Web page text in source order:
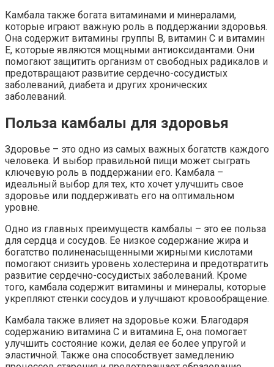
Камбала также богата витаминами и минералами,
которые играют важную роль в поддержании здоровья.
Она содержит витамины группы В, витамин С и витамин
Е, которые являются мощными антиоксидантами. Они
помогают защитить организм от свободных радикалов и
предотвращают развитие сердечно-сосудистых
заболеваний, диабета и других хронических
заболеваний.
Польза камбалы для здоровья
Здоровье – это одно из самых важных богатств каждого
человека. И выбор правильной пищи может сыграть
ключевую роль в поддержании его. Камбала –
идеальный выбор для тех, кто хочет улучшить свое
здоровье или поддерживать его на оптимальном
уровне.
Одно из главных преимуществ камбалы – это ее польза
для сердца и сосудов. Ее низкое содержание жира и
богатство полиненасыщенными жирными кислотами
помогают снизить уровень холестерина и предотвратить
развитие сердечно-сосудистых заболеваний. Кроме
того, камбала содержит витамины и минералы, которые
укрепляют стенки сосудов и улучшают кровообращение.
Камбала также влияет на здоровье кожи. Благодаря
содержанию витамина С и витамина Е, она помогает
улучшить состояние кожи, делая ее более упругой и
эластичной. Также она способствует замедлению